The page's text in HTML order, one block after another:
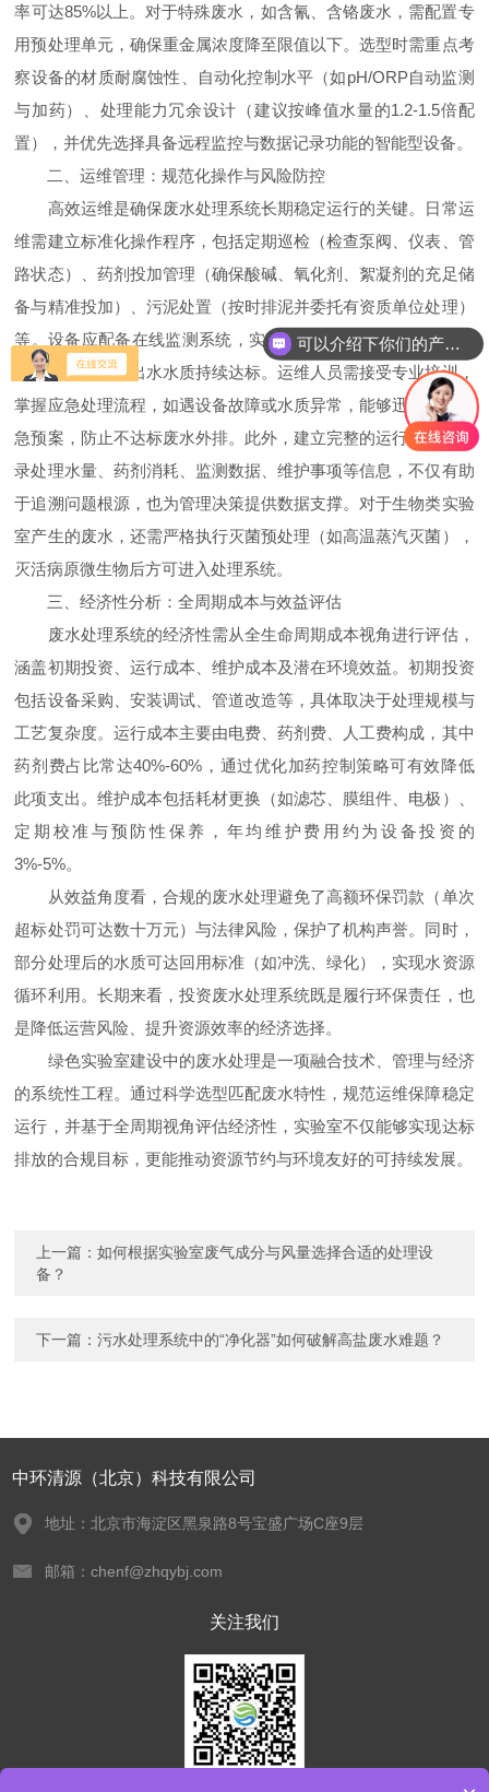
率可达85%以上。对于特殊废水，如含氰、含铬废水，需配置专
用预处理单元，确保重金属浓度降至限值以下。选型时需重点考
察设备的材质耐腐蚀性、自动化控制水平（如pH/ORP自动监测
与加药）、处理能力冗余设计（建议按峰值水量的1.2-1.5倍配
置），并优先选择具备远程监控与数据记录功能的智能型设备。
二、运维管理：规范化操作与风险防控
高效运维是确保废水处理系统长期稳定运行的关键。日常运
维需建立标准化操作程序，包括定期巡检（检查泵阀、仪表、管
路状态）、药剂投加管理（确保酸碱、氧化剂、絮凝剂的充足储
备与精准投加）、污泥处置（按时排泥并委托有资质单位处理）
等。设备应配备在线监测系统，实时监控pH、COD、重金属等
关键指标，确保出水水质持续达标。运维人员需接受专业培训，
掌握应急处理流程，如遇设备故障或水质异常，能够迅速启动应
急预案，防止不达标废水外排。此外，建立完整的运行台账，记
录处理水量、药剂消耗、监测数据、维护事项等信息，不仅有助
于追溯问题根源，也为管理决策提供数据支撑。对于生物类实验
室产生的废水，还需严格执行灭菌预处理（如高温蒸汽灭菌），
灭活病原微生物后方可进入处理系统。
三、经济性分析：全周期成本与效益评估
废水处理系统的经济性需从全生命周期成本视角进行评估，
涵盖初期投资、运行成本、维护成本及潜在环境效益。初期投资
包括设备采购、安装调试、管道改造等，具体取决于处理规模与
工艺复杂度。运行成本主要由电费、药剂费、人工费构成，其中
药剂费占比常达40%-60%，通过优化加药控制策略可有效降低
此项支出。维护成本包括耗材更换（如滤芯、膜组件、电极）、
定期校准与预防性保养，年均维护费用约为设备投资的
3%-5%。
从效益角度看，合规的废水处理避免了高额环保罚款（单次
超标处罚可达数十万元）与法律风险，保护了机构声誉。同时，
部分处理后的水质可达回用标准（如冲洗、绿化），实现水资源
循环利用。长期来看，投资废水处理系统既是履行环保责任，也
是降低运营风险、提升资源效率的经济选择。
绿色实验室建设中的废水处理是一项融合技术、管理与经济
的系统性工程。通过科学选型匹配废水特性，规范运维保障稳定
运行，并基于全周期视角评估经济性，实验室不仅能够实现达标
排放的合规目标，更能推动资源节约与环境友好的可持续发展。
上一篇：如何根据实验室废气成分与风量选择合适的处理设
备？
下一篇：污水处理系统中的“净化器”如何破解高盐废水难题？
中环清源（北京）科技有限公司
地址：北京市海淀区黑泉路8号宝盛广场C座9层
邮箱：chenf@zhqybj.com
关注我们
你们是怎么收费的呢